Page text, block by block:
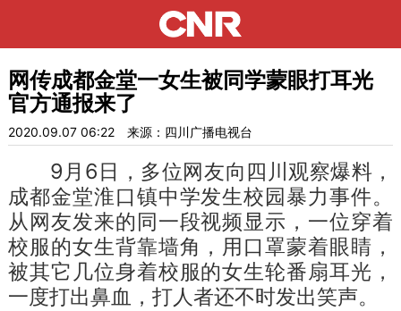
网传成都金堂一女生被同学蒙眼打耳光
官方通报来了
2020.09.07 06:22 来源：四川广播电视台
9月6日，多位网友向四川观察爆料，
成都金堂淮口镇中学发生校园暴力事件。
从网友发来的同一段视频显示，一位穿着
校服的女生背靠墙角，用口罩蒙着眼睛，
被其它几位身着校服的女生轮番扇耳光，
一度打出鼻血，打人者还不时发出笑声。